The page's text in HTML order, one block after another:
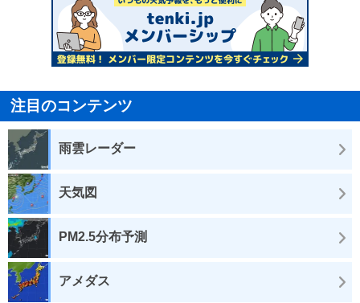
注目のコンテンツ
雨雲レーダー
天気図
PM2.5分布予測
アメダス